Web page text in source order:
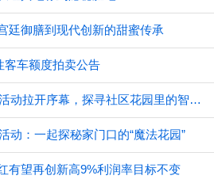
廷御膳到现代创新的甜蜜传承
客车额度拍卖公告
2025世界城市日社会系列活动拉开序幕，探寻社区花园里的智慧应用
动：一起探秘家门口的“魔法花园”
有望再创新高9%利润率目标不变